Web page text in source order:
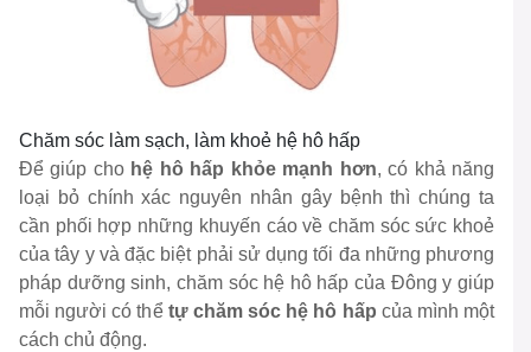
Chăm sóc làm sạch, làm khoẻ hệ hô hấp
Để giúp cho hệ hô hấp khỏe mạnh hơn, có khả năng
loại bỏ chính xác nguyên nhân gây bệnh thì chúng ta
cần phối hợp những khuyến cáo về chăm sóc sức khoẻ
của tây y và đặc biệt phải sử dụng tối đa những phương
pháp dưỡng sinh, chăm sóc hệ hô hấp của Đông y giúp
mỗi người có thể tự chăm sóc hệ hô hấp của mình một
cách chủ động.